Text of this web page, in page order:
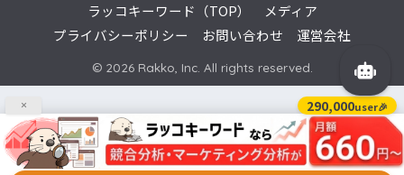
ラッコキーワード（TOP）
メディア
プライバシーポリシー
お問い合わせ 運営会社
© 2026 Rakko, Inc. All rights reserved.
× 290,000user🎉